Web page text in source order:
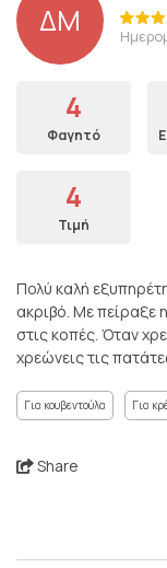
ΔΜ
4
Φαγητό
4
Τιμή
Πολύ καλή
ακριβό. Με πείραξε
στις κοπές. Όταν
χρεώνεις τις
Για κουβεντούλα Για
Share